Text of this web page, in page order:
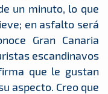
un minuto, lo que
en asfalto será
Gran Canaria
escandinavos
que le gustan
aspecto. Creo que